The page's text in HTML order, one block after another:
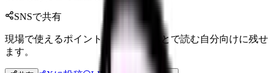
SNSで共有
現場で使えるポイントを、同僚やあとで読む自分向けに残せ
ます。